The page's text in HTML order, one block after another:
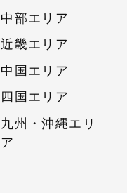
中部エリア
近畿エリア
中国エリア
四国エリア
九州・沖縄エリ
ア